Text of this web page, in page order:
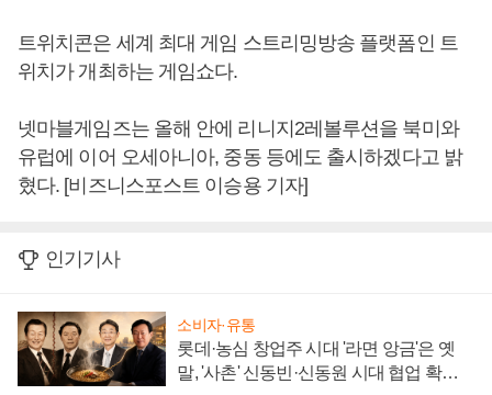
트위치콘은 세계 최대 게임 스트리밍방송 플랫폼인 트
위치가 개최하는 게임쇼다.
넷마블게임즈는 올해 안에 리니지2레볼루션을 북미와
유럽에 이어 오세아니아, 중동 등에도 출시하겠다고 밝
혔다. [비즈니스포스트 이승용 기자]
인기기사
소비자·유통
롯데·농심 창업주 시대 '라면 앙금'은 옛
말, '사촌' 신동빈·신동원 시대 협업 확대